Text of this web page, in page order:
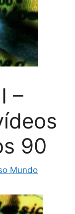
–
90
Mundo